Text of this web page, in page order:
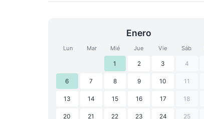
Enero
Lun Mar Mié Jue Vie Sáb
1 2 3 4
6 7 8 9 10 11
13 14 15 16 17 18
20 21 22 23 24 25